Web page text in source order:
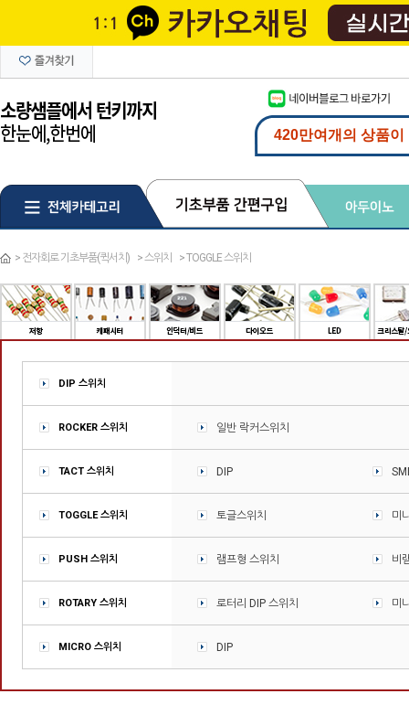
> 전자회로 기초부품(퀵서치) >스위치 >TOGGLE 스위치
DIP 스위치
ROCKER 스위치 일반 락커스위치
TACT 스위치 DIP
TOGGLE 스위치 토글스위치 미
PUSH 스위치 램프형 스위치 비
ROTARY 스위치 로터리 DIP 스위치 미
MICRO 스위치 DIP